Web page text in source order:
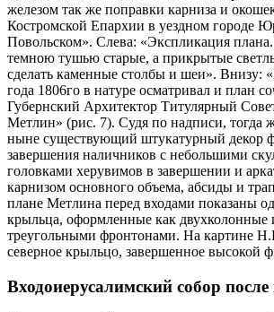
железом так же поправки карниза и
Костромской Епархии в уездном городе
Повольском». Слева: «Экспликация
темною тушью старые, а прикрытые
сделать каменные столбы и шеи». Внизу:
года 1806го в натуре осматривал и план
Губернский Архитектор Титулярный
Метлин» (рис. 7). Судя по надписи, тогда
ныне существующий штукатурный декор
завершения наличников с небольшими
головками херувимов в завершении и
карнизом основного объема, абсиды и
плане Метлина перед входами показаны
крыльца, оформленные как двухколонные
треугольными фронтонами. На картине
северное крыльцо, завершенное высокой
Входоиерусалимский собор после